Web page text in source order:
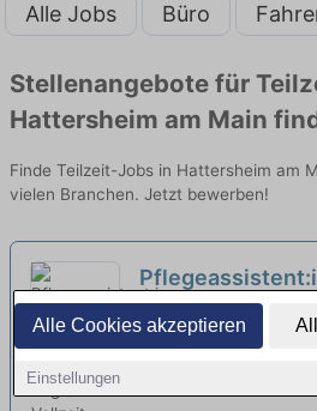
Alle Cookies akzeptieren
Einstellungen
Alle Jobs Büro
Stellenangebote für
Hattersheim am Main
Finde Teilzeit-Jobs in Hattersheim am
vielen Branchen. Jetzt bewerben!
examiniert (m/w/
Vollzeit oder
DRK
Hainpark | Wiesbaden